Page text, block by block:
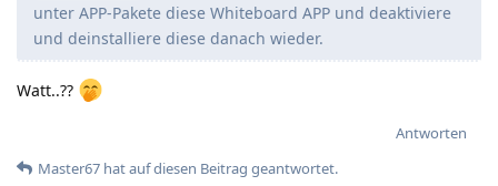
unter APP-Pakete diese Whiteboard APP und deaktiviere
und deinstalliere diese danach wieder.
Watt..??
Antworten
Master67 hatauf diesen Beitrag geantwortet.